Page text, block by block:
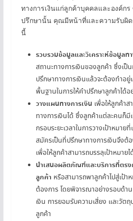
ทางการเงินแก่ลูกค้าบุคคลและองค์กร
ปรึกษานั้น คุณมีหน้าที่และความรับผิด
นี้
รวบรวมข้อมูลและวิเคราะห์ข้อมูลท
สถานะทางการเงินของลูกค้า ซึ่งเ
ปรึกษาทางการเงินแล้วจะต้องทำอยู่
พื้นฐานในการให้คำปรึกษาลูกค้าได้
วางแผนทางการเงิน เพื่อให้ลูกค้าส
ทางการเงินได้ ซึ่งลูกค้าแต่ละคนก็มี
กรอบระยะเวลาในการวางเป้าหมา
สมัครเป็นที่ปรึกษาทางการเงินจึง
เพื่อให้ลูกค้าสามารถบรรลุเป้าหมาย
นำเสนอผลิตภัณฑ์และบริการที่ตร
ลูกค้า หรือสามารถพาลูกค้าไปสู่เป้า
ต้องการ โดยพิจารณาอย่างรอบด้า
เงิน การยอมรับความเสี่ยง และวัต
ลูกค้า